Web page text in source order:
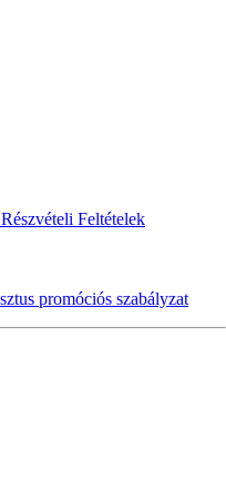
Feltételek
promóciós szabályzat